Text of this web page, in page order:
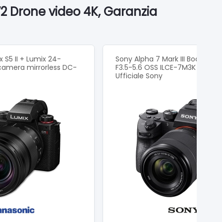
Drone video 4K, Garanzia
S5 II + Lumix 24-
mirrorless DC-
Sony Alpha 7 Mark III Body +
F3.5-5.6 OSS ILCE-7M3K
Ufficiale Sony